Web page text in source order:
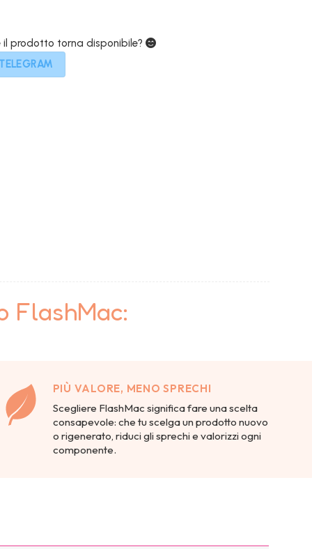
il prodotto torna disponibile?
FlashMac:
PIÙ VALORE, MENO SPRECHI
Scegliere FlashMac significa fare una scelta
consapevole: che tu scelga un prodotto nuovo
o rigenerato, riduci gli sprechi e valorizzi ogni
componente.